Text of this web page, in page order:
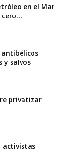
en el Mar
antibélicos
y salvos
privatizar
activistas